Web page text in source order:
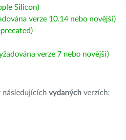
Silicon)
verze 10.14 nebo novější)
verze 7 nebo novější)
následujících vydaných verzích: